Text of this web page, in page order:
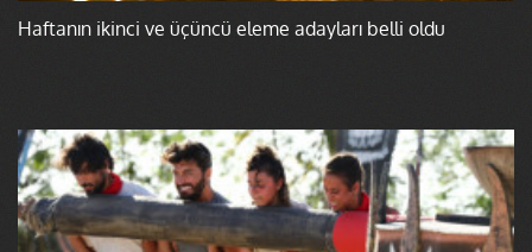
Haftanın ikinci ve üçüncü eleme adayları belli oldu